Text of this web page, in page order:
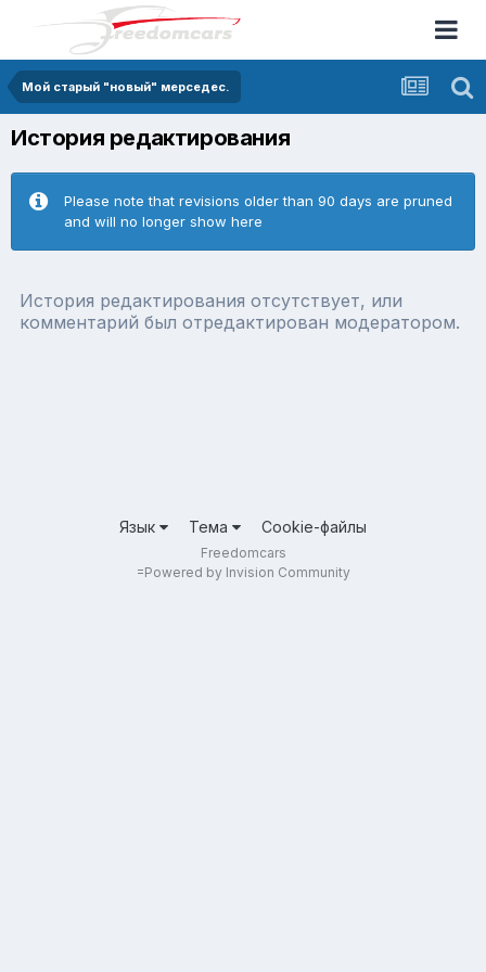
Мой старый "новый" мерседес.
История редактирования
Please note that revisions older than 90 days are pruned
and will no longer show here
История редактирования отсутствует, или
комментарий был отредактирован модератором.
Язык Тема Cookie-файлы
Freedomcars
=Powered by Invision Community